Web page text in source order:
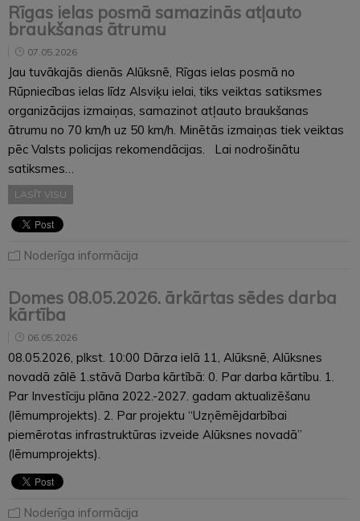
Rīgas ielas posmā samazinās atļauto
braukšanas ātrumu
07.05.2026
Jau tuvākajās dienās Alūksnē, Rīgas ielas posmā no
Rūpniecības ielas līdz Alsviķu ielai, tiks veiktas satiksmes
organizācijas izmaiņas, samazinot atļauto braukšanas
ātrumu no 70 km/h uz 50 km/h. Minētās izmaiņas tiek veiktas
pēc Valsts policijas rekomendācijas. Lai nodrošinātu
satiksmes…
LASĪT VISU
Noderīga informācija
Domes 08.05.2026. ārkārtas sēdes darba
kārtība
06.05.2026
08.05.2026, plkst. 10:00 Dārza ielā 11, Alūksnē, Alūksnes
novadā zālē 1.stāvā Darba kārtībā: 0. Par darba kārtību. 1.
Par Investīciju plāna 2022.-2027. gadam aktualizēšanu
(lēmumprojekts). 2. Par projektu “Uzņēmējdarbībai
piemērotas infrastruktūras izveide Alūksnes novadā”
(lēmumprojekts).
Noderīga informācija